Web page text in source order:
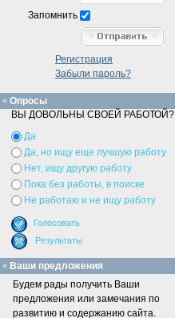
Запомнить
Регистрация
Забыли пароль?
Опросы
ВЫ ДОВОЛЬНЫ СВОЕЙ РАБОТОЙ?
Да
Да, но ищу еще лучшую работу
Нет, ищу другую работу
Пока без работы, в поиске
Не работаю и не ищу работу
Ваши предложения
Будем рады получить Ваши
предложения или замечания по
развитию и содержанию сайта.